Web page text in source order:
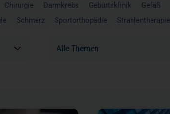
Chirurgie Darmkrebs Geburtsklinik Gefäß
Schmerz Sportorthopädie Strahlentherapie